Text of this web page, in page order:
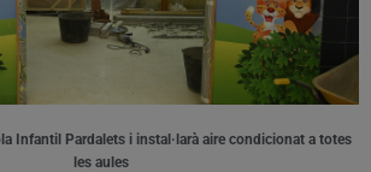
Infantil Pardalets i instal·larà aire condicionat a totes
les aules